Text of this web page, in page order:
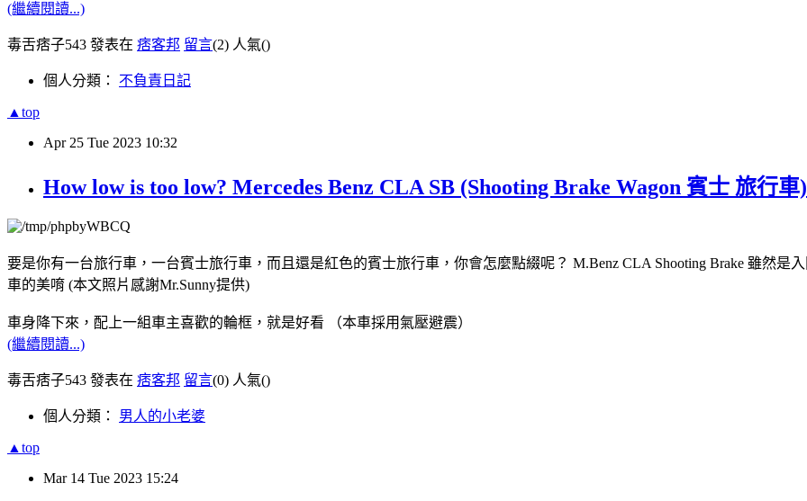
(繼續閱讀...)
毒舌痞子543 發表在 痞客邦 留言(2) 人氣()
個人分類： 不負責日記
▲top
Apr 25 Tue 2023 10:32
How low is too low? Mercedes Benz CLA SB (Shooting Brake Wagon 賓士 旅行車)
要是你有一台旅行車，一台賓士旅行車，而且還是紅色的賓士旅行車，你會怎麼點綴呢？ M.Benz CLA Shooting Brake 雖然
車的美唷 (本文照片感謝Mr.Sunny提供)
車身降下來，配上一組車主喜歡的輪框，就是好看 （本車採用氣壓避震）
(繼續閱讀...)
毒舌痞子543 發表在 痞客邦 留言(0) 人氣()
個人分類： 男人的小老婆
▲top
Mar 14 Tue 2023 15:24